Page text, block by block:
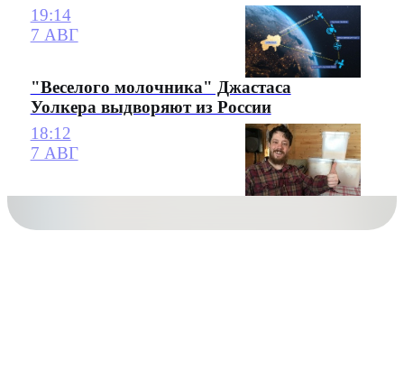
19:14
7 АВГ
"Веселого молочника" Джастаса
Уолкера выдворяют из России
18:12
7 АВГ